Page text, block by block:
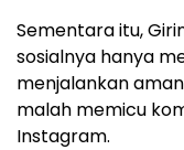
Sementara itu,
sosialnya hanya
menjalankan
malah memicu
Instagram.